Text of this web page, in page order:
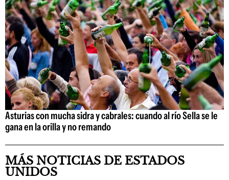
Asturias con mucha sidra y cabrales: cuando al río Sella se le
gana en la orilla y no remando
MÁS NOTICIAS DE ESTADOS
UNIDOS